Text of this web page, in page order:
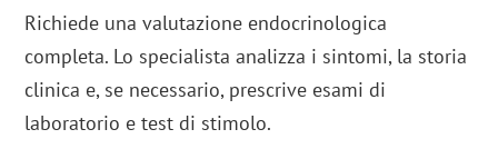
Richiede una valutazione endocrinologica
completa. Lo specialista analizza i sintomi, la storia
clinica e, se necessario, prescrive esami di
laboratorio e test di stimolo.